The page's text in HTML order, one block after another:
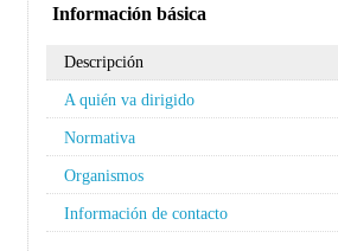
Información básica
Descripción
A quién va dirigido
Normativa
Organismos
Información de contacto